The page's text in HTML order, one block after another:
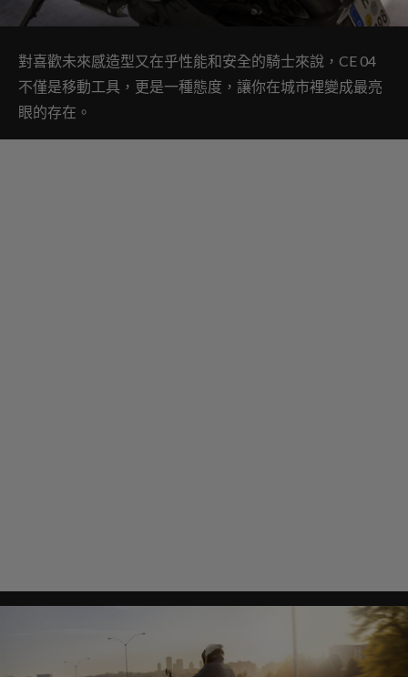
對喜歡未來感造型又在乎性能和安全的騎士來說，CE 04
不僅是移動工具，更是一種態度，讓你在城市裡變成最亮
眼的存在。